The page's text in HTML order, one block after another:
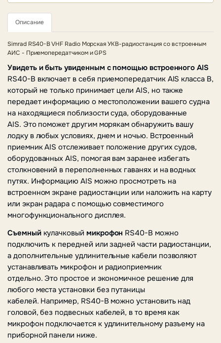
Описание
Simrad RS40-B VHF Radio Морская УКВ-радиостанция со встроенным
АИС - Приемопередатчиком и GPS
Увидеть и быть увиденным с помощью встроенного AIS
RS40-B включает в себя приемопередатчик AIS класса B,
который не только принимает цели AIS, но также
передает информацию о местоположении вашего судна
на находящиеся поблизости суда, оборудованные
AIS. Это поможет другим морякам обнаружить вашу
лодку в любых условиях, днем ​​и ночью. Встроенный
приемник AIS отслеживает положение других судов,
оборудованных AIS, помогая вам заранее избегать
столкновений в переполненных гаванях и на водных
путях. Информацию AIS можно просмотреть на
встроенном экране радиостанции или наложить на карту
или экран радара с помощью совместимого
многофункционального дисплея.
Съемныйкулачковый микрофон RS40-B можно
подключить к передней или задней части радиостанции,
а дополнительные удлинительные кабели позволяют
устанавливать микрофон и радиоприемник
отдельно.Это простое и экономичное решение для
любого места установки без путаницы
кабелей. Например, RS40-B можно установить над
головой, без подвесных кабелей, в то время как
микрофон подключается к удлинительному разъему на
приборной панели ниже.